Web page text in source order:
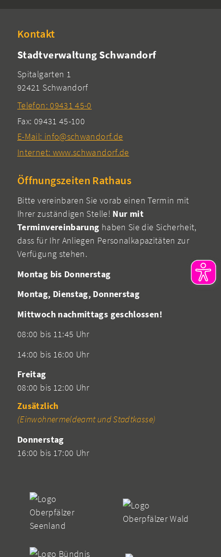
Kontakt
Stadtverwaltung Schwandorf
Spitalgarten 1
92421 Schwandorf
Telefon: 09431 45-0
Fax: 09431 45-100
E-Mail: info@schwandorf.de
Internet: www.schwandorf.de
Öffnungszeiten Rathaus
Bitte vereinbaren Sie vorab einen Termin mit
Ihrer zuständigen Stelle! Nur mit
Terminvereinbarung haben Sie die Sicherheit,
dass für Ihr Anliegen Personalkapazitäten zur
Verfügung stehen.
Montag bis Donnerstag
Montag, Dienstag, Donnerstag
Mittwoch nachmittags geschlossen!
08:00 bis 11:45 Uhr
14:00 bis 16:00 Uhr
Freitag
08:00 bis 12:00 Uhr
Zusätzlich
(Einwohnermeldeamt und Stadtkasse)
Donnerstag
16:00 bis 17:00 Uhr